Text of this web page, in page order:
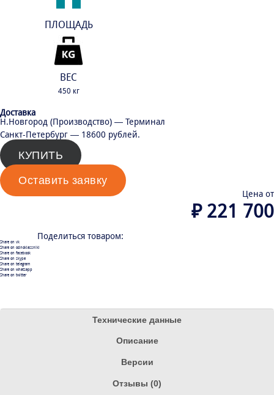
ПЛОЩАДЬ
До 20 м3
ВЕС
450 кг
Доставка
Н.Новгород (Производство) — Терминал
Санкт-Петербург — 18600 рублей.
КУПИТЬ
Оставить заявку
Цена от
₽221 700
Поделиться товаром:
Share on vk
Share on odnoklassniki
Share on facebook
Share on skype
Share on telegram
Share on whatsapp
Share on twitter
Технические данные
Описание
Версии
Отзывы (0)